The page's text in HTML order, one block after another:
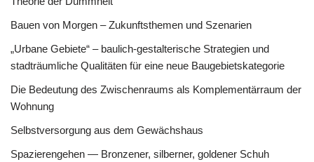
Bauen von Morgen – Zukunftsthemen und Szenarien
„Urbane Gebiete“ – baulich-gestalterische Strategien und
stadträumliche Qualitäten für eine neue Baugebietskategorie
Die Bedeutung des Zwischenraums als Komplementärraum der
Wohnung
Selbstversorgung aus dem Gewächshaus
Spazierengehen — Bronzener, silberner, goldener Schuh